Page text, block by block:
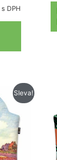
s DPH
Sleva!
Aktuální
je:
Kč.